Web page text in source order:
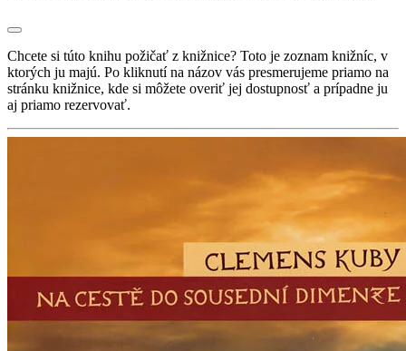
Chcete si túto knihu požičať z knižnice? Toto je zoznam knižníc, v
ktorých ju majú. Po kliknutí na názov vás presmerujeme priamo na
stránku knižnice, kde si môžete overiť jej dostupnosť a prípadne ju
aj priamo rezervovať.